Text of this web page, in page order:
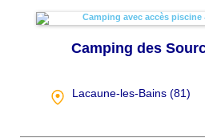
Camping des
Lacaune-les-Bains (81)